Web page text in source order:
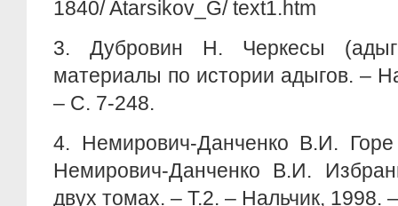
1840/ Atarsikov_G/ text1.htm
3.
Дубровин Н. Черкесы
материалы по истории адыгов. –
– С. 7-248.
4.
Немирович-Данченко В.И.
Немирович-Данченко В.И.
двух томах. – Т.2. – Нальчик, 1998.